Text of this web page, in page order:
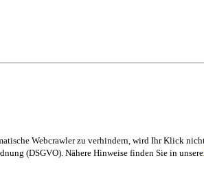
Webcrawler zu verhindern, wird Ihr Klick
(DSGVO). Nähere Hinweise finden Sie in